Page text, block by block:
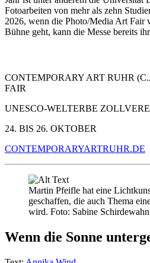
Fotoarbeiten von mehr als zehn
2026, wenn die Photo/Media Art Fair
Bühne geht, kann die Messe bereits
CONTEMPORARY ART RUHR
FAIR
UNESCO-WELTERBE
24. BIS 26. OKTOBER
CONTEMPORARYARTRUHR.DE
Martin Pfeifle hat eine
geschaffen, die auch Thema
wird. Foto: Sabine Schirdewahn
Wenn die Sonne